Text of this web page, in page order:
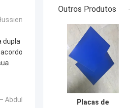
dupla
Abdul
Outros Produtos
Placas de